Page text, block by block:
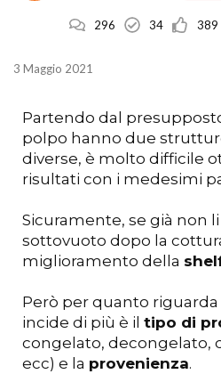
296 34 389
3 Maggio 2021
Partendo dal
polpo hanno due
diverse, è molto difficile
risultati con i medesimi
Sicuramente, se già non
sottovuoto dopo la
miglioramento della
Però per quanto riguarda
incide di più è il tipo di
congelato, decongelato,
ecc) e la provenienza.